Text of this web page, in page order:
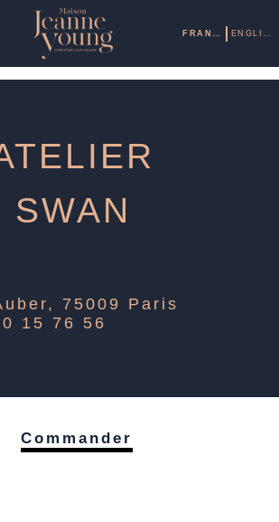
SWAN
75009 Paris
15 76 56
Commander